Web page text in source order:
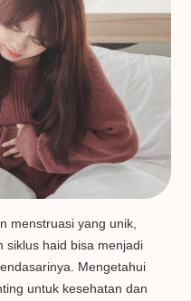
menstruasi yang unik,
siklus haid bisa menjadi
Mengetahui
untuk kesehatan dan